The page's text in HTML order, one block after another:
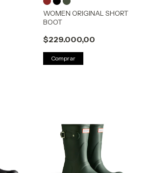
WOMEN ORIGINAL SHORT
BOOT
$229.000,00
Comprar